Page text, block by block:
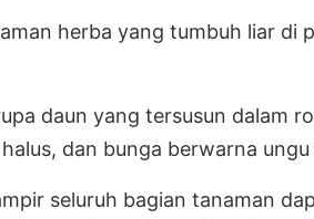
herba yang tumbuh liar di
daun yang tersusun dalam
dan bunga berwarna ungu
seluruh bagian tanaman